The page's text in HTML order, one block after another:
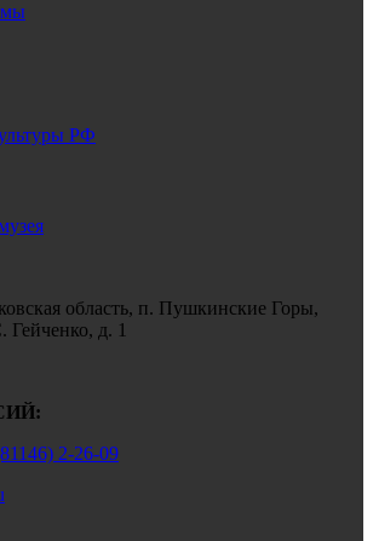
область, п. Пушкинские Горы,
Гейченко, д. 1
2-26-09